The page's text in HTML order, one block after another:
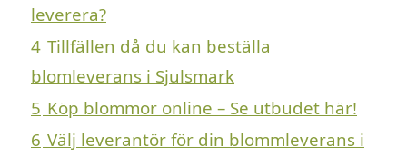
leverera?
4 Tillfällen då du kan beställa
blomleverans i Sjulsmark
5 Köp blommor online – Se utbudet här!
6 Välj leverantör för din blommleverans i